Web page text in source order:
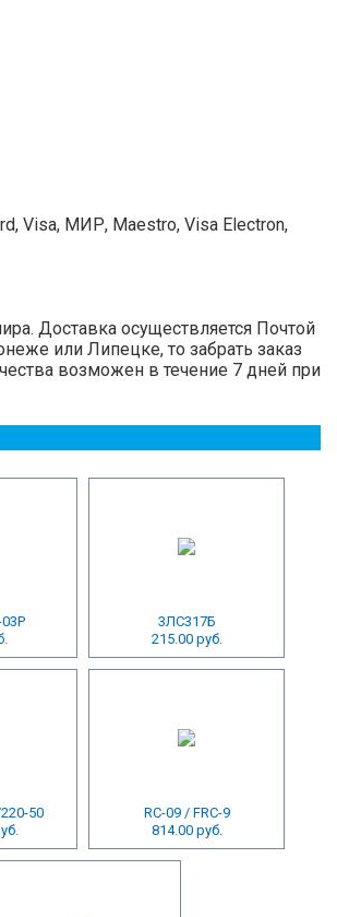
Visa, МИР, Maestro, Visa Electron,
Доставка осуществляется Почтой
или Липецке, то забрать заказ
возможен в течение 7 дней при
3ЛС317Б
215.00 руб.
50
RC-09 / FRC-9
814.00 руб.